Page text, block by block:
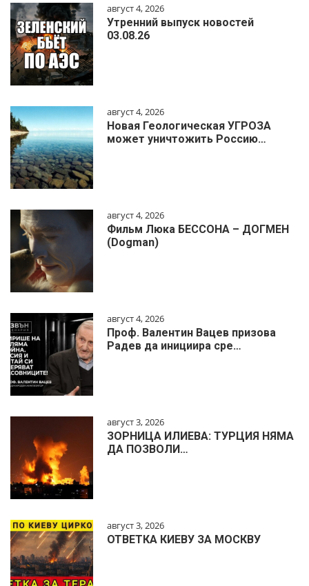
август 4, 2026
Утренний выпуск новостей
03.08.26
август 4, 2026
Новая Геологическая УГРОЗА
может уничтожить Россию…
август 4, 2026
Фильм Люка БЕССОНА – ДОГМЕН
(Dogman)
август 4, 2026
Проф. Валентин Вацев призова
Радев да инициира сре…
август 3, 2026
ЗОРНИЦА ИЛИЕВА: ТУРЦИЯ НЯМА
ДА ПОЗВОЛИ…
август 3, 2026
ОТВЕТКА КИЕВУ ЗА МОСКВУ